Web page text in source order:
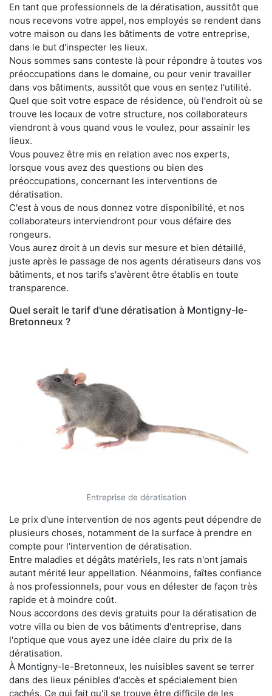
En tant que professionnels de la dératisation, aussitôt que
nous recevons votre appel, nos employés se rendent dans
votre maison ou dans les bâtiments de votre entreprise,
dans le but d'inspecter les lieux.
Nous sommes sans conteste là pour répondre à toutes vos
préoccupations dans le domaine, ou pour venir travailler
dans vos bâtiments, aussitôt que vous en sentez l'utilité.
Quel que soit votre espace de résidence, où l'endroit où se
trouve les locaux de votre structure, nos collaborateurs
viendront à vous quand vous le voulez, pour assainir les
lieux.
Vous pouvez être mis en relation avec nos experts,
lorsque vous avez des questions ou bien des
préoccupations, concernant les interventions de
dératisation.
C'est à vous de nous donnez votre disponibilité, et nos
collaborateurs interviendront pour vous défaire des
rongeurs.
Vous aurez droit à un devis sur mesure et bien détaillé,
juste après le passage de nos agents dératiseurs dans vos
bâtiments, et nos tarifs s'avèrent être établis en toute
transparence.
Quel serait le tarif d'une dératisation à Montigny-le-
Bretonneux ?
Entreprise de dératisation
Le prix d'une intervention de nos agents peut dépendre de
plusieurs choses, notamment de la surface à prendre en
compte pour l'intervention de dératisation.
Entre maladies et dégâts matériels, les rats n'ont jamais
autant mérité leur appellation. Néanmoins, faîtes confiance
à nos professionnels, pour vous en délester de façon très
rapide et à moindre coût.
Nous accordons des devis gratuits pour la dératisation de
votre villa ou bien de vos bâtiments d'entreprise, dans
l'optique que vous ayez une idée claire du prix de la
dératisation.
À Montigny-le-Bretonneux, les nuisibles savent se terrer
dans des lieux pénibles d'accès et spécialement bien
cachés. Ce qui fait qu'il se trouve être difficile de les